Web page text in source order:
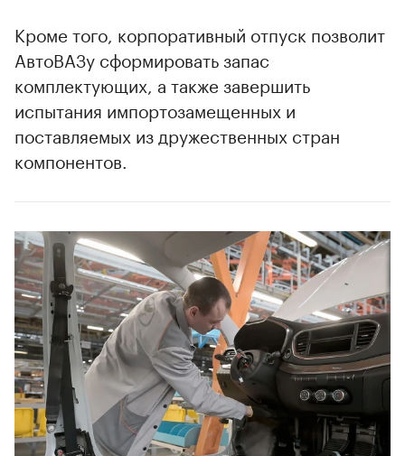
Кроме того, корпоративный отпуск позволит
АвтоВАЗу сформировать запас
комплектующих, а также завершить
испытания импортозамещенных и
поставляемых из дружественных стран
компонентов.